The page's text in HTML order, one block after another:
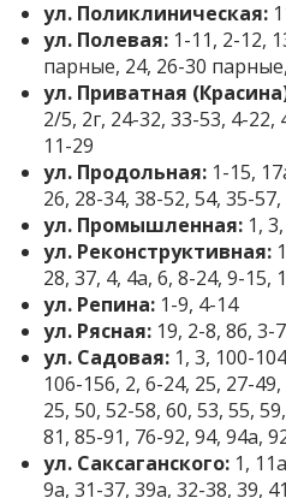
ул. Поликлиническая:
ул. Полевая: 1-11, 2-12,
парные, 24, 26-30
ул. Приватная
2/5, 2г, 24-32, 33-53, 4-22,
11-29
ул. Продольная: 1-15,
26, 28-34, 38-52, 54, 35-
ул. Промышленная: 1,
ул. Реконструктивная:
28, 37, 4, 4а, 6, 8-24, 9-15,
ул. Репина: 1-9, 4-14
ул. Рясная: 19, 2-8, 8б, 3-
ул. Садовая: 1, 3, 100-
106-156, 2, 6-24, 25, 27-
25, 50, 52-58, 60, 53, 55,
81, 85-91, 76-92, 94, 94а,
ул. Саксаганского: 1,
9а, 31-37, 39а, 32-38, 39,